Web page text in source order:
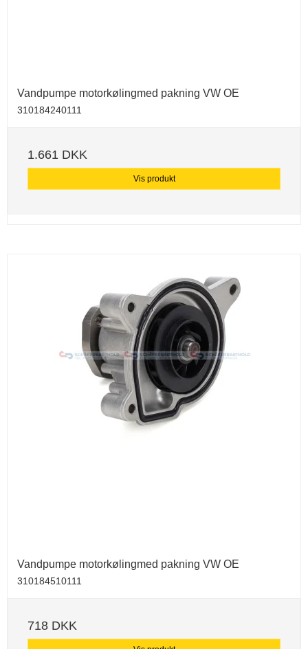
Vandpumpe motorkølingmed pakning VW OE
310184240111
1.661 DKK
Vis produkt
Vandpumpe motorkølingmed pakning VW OE
310184510111
718 DKK